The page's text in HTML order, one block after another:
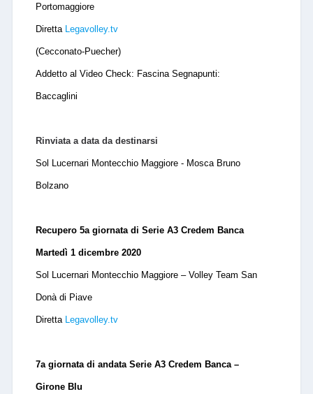
Portomaggiore
Diretta Legavolley.tv
(Cecconato-Puecher)
Addetto al Video Check: Fascina Segnapunti:
Baccaglini
Rinviata a data da destinarsi
Sol Lucernari Montecchio Maggiore - Mosca Bruno
Bolzano
Recupero 5a giornata di Serie A3 Credem Banca
Martedì 1 dicembre 2020
Sol Lucernari Montecchio Maggiore – Volley Team San
Donà di Piave
Diretta Legavolley.tv
7a giornata di andata Serie A3 Credem Banca –
Girone Blu